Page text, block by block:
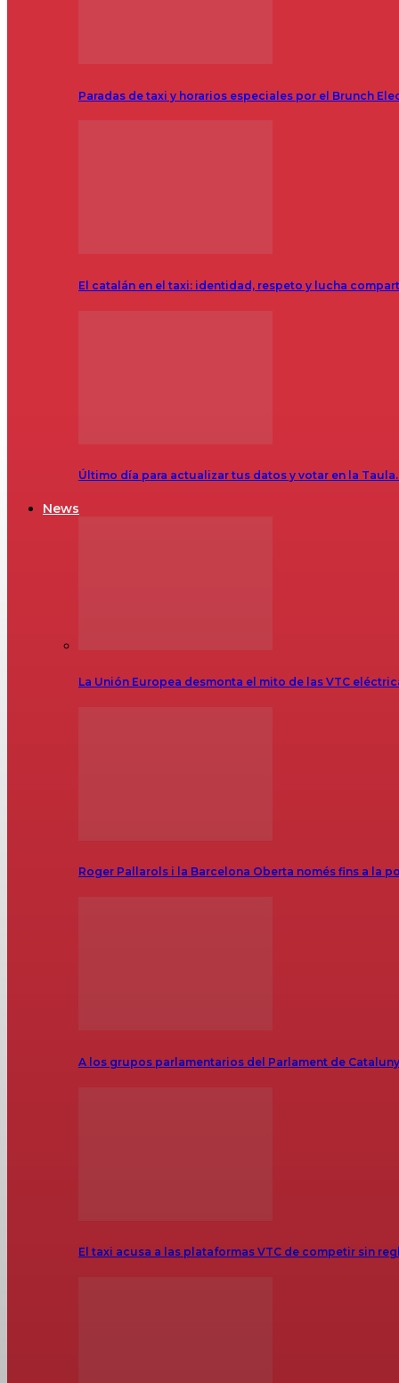
Paradas de taxi y horarios especiales por el Brunch
El catalán en el taxi: identidad, respeto y lucha
Último día para actualizar tus datos y votar en la
News
La Unión Europea desmonta el mito de las VTC
Roger Pallarols i la Barcelona Oberta només fins a la
A los grupos parlamentarios del Parlament de
El taxi acusa a las plataformas VTC de competir sin